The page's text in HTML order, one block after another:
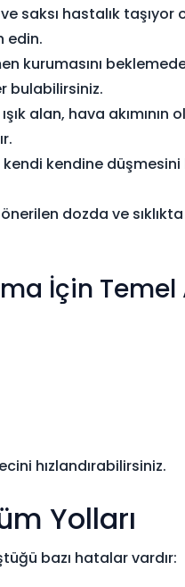
saksı hastalık
edin.
kurumasını
bulabilirsiniz.
alan, hava
kendine
dozda ve sıklıkta
İçin Temel
hızlandırabilirsiniz.
Yolları
bazı hatalar vardır: